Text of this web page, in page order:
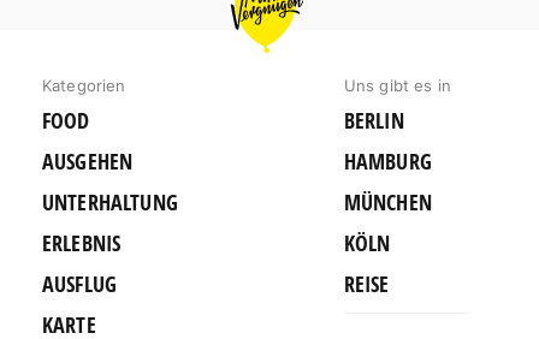
VERGNÜGEN
BERLIN
Kategorien
FOOD
AUSGEHEN
UNTERHALTUNG
ERLEBNIS
AUSFLUG
KARTE
Uns gibt es in
BERLIN
HAMBURG
MÜNCHEN
KÖLN
REISE